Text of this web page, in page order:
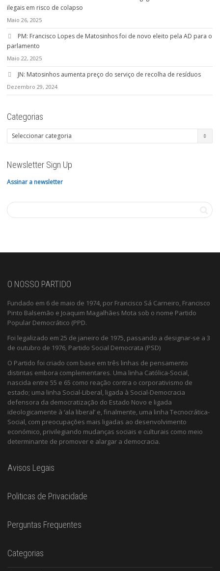
ilegais em risco de colapso
Maio 26, 2025
PM: Francisco Lopes de Matosinhos foi de novo eleito pela AD para o
parlamento
Maio 22, 2025
JN: Matosinhos aumenta preço do serviço de recolha de resíduos
Dezembro 29, 2024
Categorias
Categorias
Newsletter Sign Up
Assinar a newsletter
O NOSSO PARTIDO
Fundado em 6 de maio de 1974, por Francisco Sá Carneiro, Francisco
Pinto Balsemão e Joaquim Magalhães Mota sob o nome Partido
Popular Democrático (PPD.
Foi legalizado em 25 de janeiro de 1975, passando a designar-se a 3
de outubro de 1976, Partido Social Democrata (PSD)
O Partido foi criado com base em três linhas de pensamento
distintas embora complementares. Uma linha Católica-Social,
nascida entre 55 e 65 como reação contra o corporativismo de
estado; uma linha Social-Liberal, ligada à Social-Democracia
defensora da democratização do Estado Novo e ligada
ideologicamente à ‘ala liberal’ e, finalmente, uma linha Tecnocrática-
Social, com preocupações mais ligadas ao desenvolvimento
económico, privilegiando mudanças sociais e culturais como meio
determinante de promover e alargar a democracia.
Avisos Legais
Politicas de Privacidade
Perguntas Frequentes
Categorias